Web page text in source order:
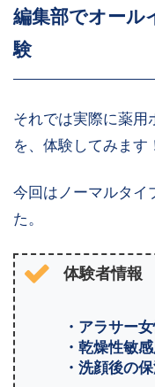
編集部でオール
験
それでは実際に薬用
を、体験してみます
今回はノーマルタイ
た。
体験者情報
・アラサー
・乾燥性敏
・洗顔後の